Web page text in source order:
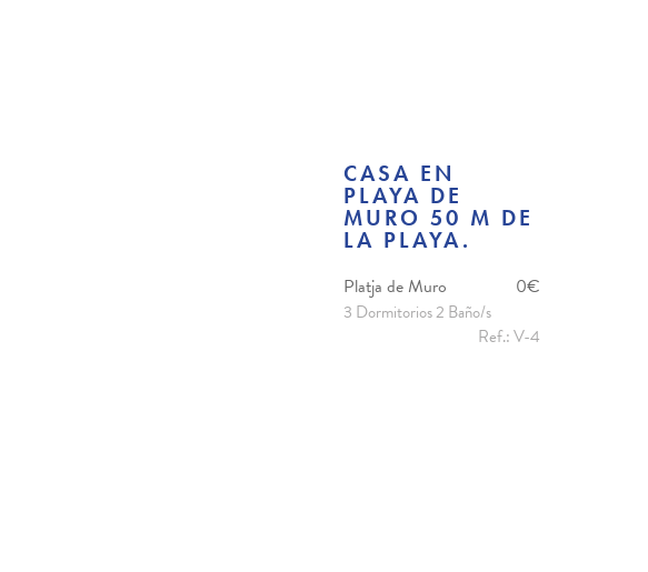
CASA EN
PLAYA DE
MURO 50 M DE
LA PLAYA.
Platja de Muro 0€
3 Dormitorios 2 Baño/s
Ref.: V-4